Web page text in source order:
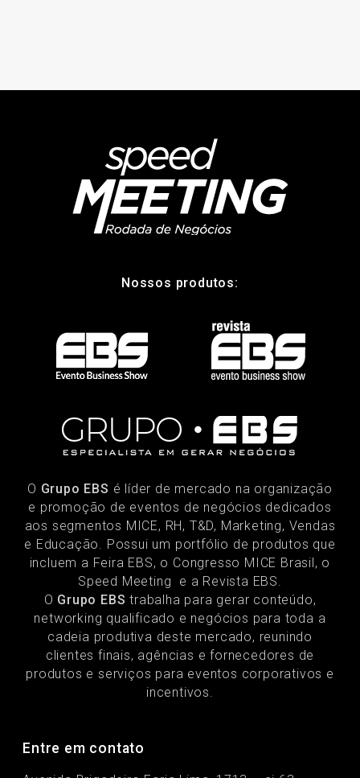
Nossos produtos:
O Grupo EBS é líder de mercado na organização
e promoção de eventos de negócios dedicados
aos segmentos MICE, RH, T&D, Marketing, Vendas
e Educação. Possui um portfólio de produtos que
incluem a Feira EBS, o Congresso MICE Brasil, o
Speed Meeting e a Revista EBS.
O Grupo EBS trabalha para gerar conteúdo,
networking qualificado e negócios para toda a
cadeia produtiva deste mercado, reunindo
clientes finais, agências e fornecedores de
produtos e serviços para eventos corporativos e
incentivos.
Entre em contato